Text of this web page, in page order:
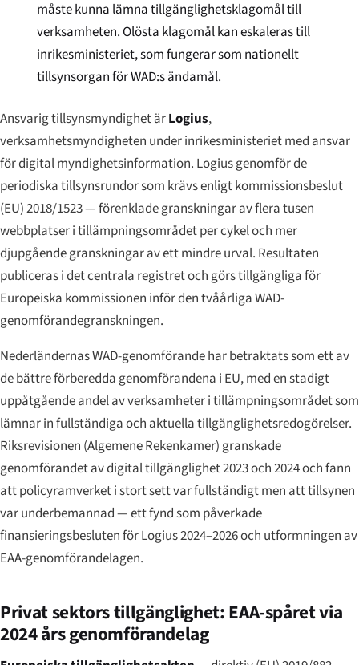
måste kunna lämna tillgänglighetsklagomål till
verksamheten. Olösta klagomål kan eskaleras till
inrikesministeriet, som fungerar som nationellt
tillsynsorgan för WAD:s ändamål.
Ansvarig tillsynsmyndighet ärLogius,
verksamhetsmyndigheten under inrikesministeriet med ansvar
för digital myndighetsinformation. Logius genomför de
periodiska tillsynsrundor som krävs enligt kommissionsbeslut
(EU) 2018/1523 — förenklade granskningar av flera tusen
webbplatser i tillämpningsområdet per cykel och mer
djupgående granskningar av ett mindre urval. Resultaten
publiceras i det centrala registret och görs tillgängliga för
Europeiska kommissionen inför den tvåårliga WAD-
genomförandegranskningen.
Nederländernas WAD-genomförande har betraktats som ett av
de bättre förberedda genomförandena i EU, med en stadigt
uppåtgående andel av verksamheter i tillämpningsområdet som
lämnar in fullständiga och aktuella tillgänglighetsredogörelser.
Riksrevisionen (Algemene Rekenkamer) granskade
genomförandet av digital tillgänglighet 2023 och 2024 och fann
att policyramverket i stort sett var fullständigt men att tillsynen
var underbemannad — ett fynd som påverkade
finansieringsbesluten för Logius 2024–2026 och utformningen av
EAA-genomförandelagen.
Privat sektors tillgänglighet: EAA-spåret via
2024 års genomförandelag